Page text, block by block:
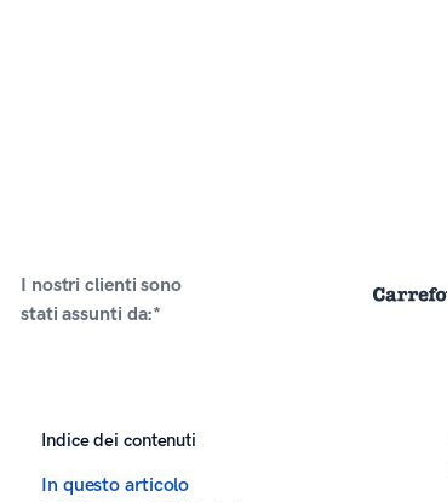
I nostri clienti sono
stati assunti da:*
Indice dei contenuti
In questo articolo